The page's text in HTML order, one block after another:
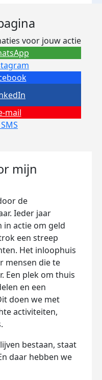
voor jouw actie
mail
mijn
de
Ieder jaar
in actie om geld
een streep
Het inloophuis
mensen die te
Een plek om thuis
en een
doen we met
activiteiten,
bestaan, staat
daar hebben we